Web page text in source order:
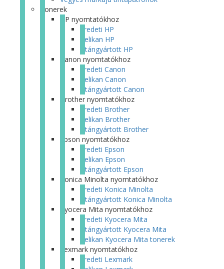
Tonerek
HP nyomtatókhoz
Eredeti HP
Pelikan HP
Utángyártott HP
Canon nyomtatókhoz
Eredeti Canon
Pelikan Canon
Utángyártott Canon
Brother nyomtatókhoz
Eredeti Brother
Pelikan Brother
Utángyártott Brother
Epson nyomtatókhoz
Eredeti Epson
Pelikan Epson
Utángyártott Epson
Konica Minolta nyomtatókhoz
Eredeti Konica Minolta
Utángyártott Konica Minolta
Kyocera Mita nyomtatókhoz
Eredeti Kyocera Mita
Utángyártott Kyocera Mita
Pelikan Kyocera Mita tonerek
Lexmark nyomtatókhoz
Eredeti Lexmark